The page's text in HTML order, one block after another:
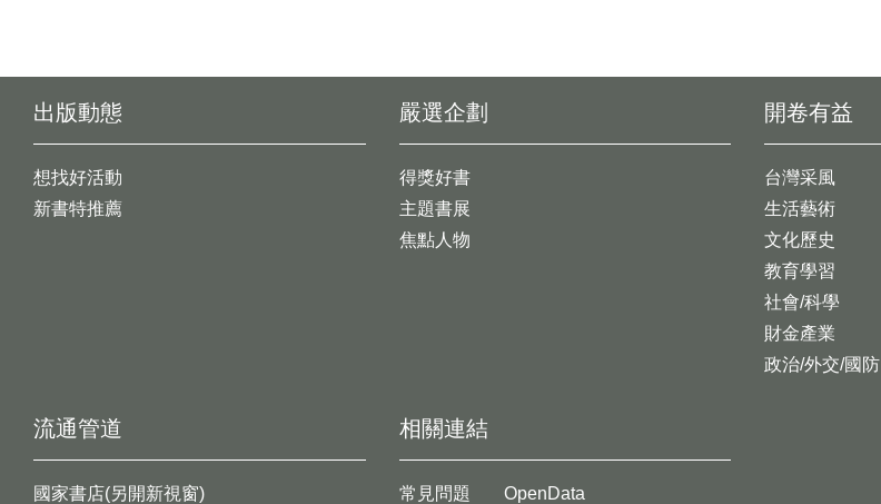
出版動態
想找好活動
新書特推薦
開卷有益
台灣采風
生活藝術
文化歷史
教育學習
社會/科學
財金產業
政治/外交/國防
嚴選企劃
得獎好書
主題書展
焦點人物
流通管道
國家書店(另開新視窗)
相關連結
常見問題
OpenData